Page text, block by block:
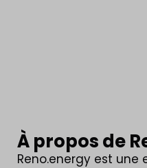
À propos de
Reno.energy est